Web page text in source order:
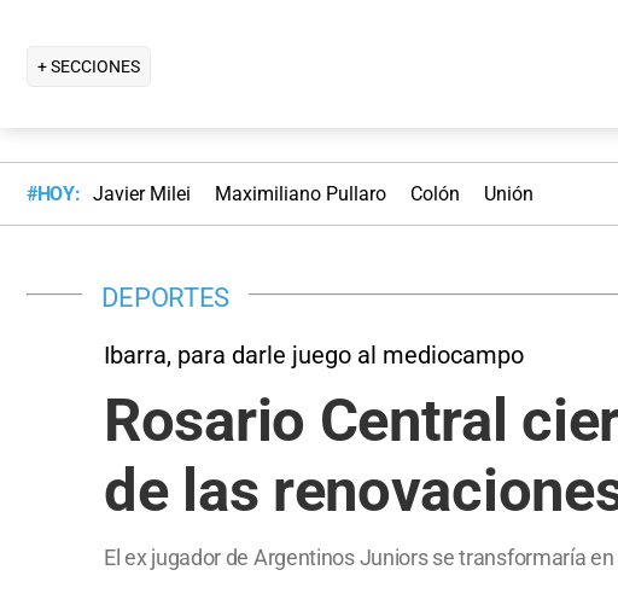
+ SECCIONES
#HOY: Javier Milei Maximiliano Pullaro Colón Unión
DEPORTES
Ibarra, para darle juego al mediocampo
Rosario Central
de las
El ex jugador de Argentinos Juniors se transformaría